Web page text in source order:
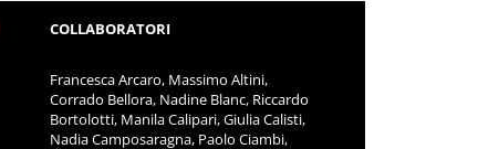
COLLABORATORI
Francesca Arcaro, Massimo Altini,
Corrado Bellora, Nadine Blanc, Riccardo
Bortolotti, Manila Calipari, Giulia Calisti,
Nadia Camposaragna, Paolo Ciambi,